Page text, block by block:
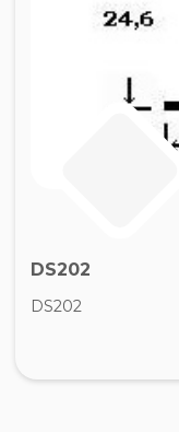
DS202
DS202